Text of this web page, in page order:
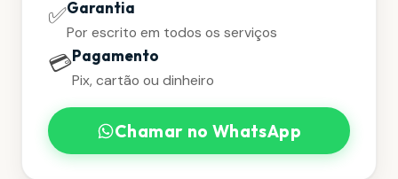
✅Garantia
Por escrito em todos os serviços
💳Pagamento
Pix, cartão ou dinheiro
Chamar no WhatsApp